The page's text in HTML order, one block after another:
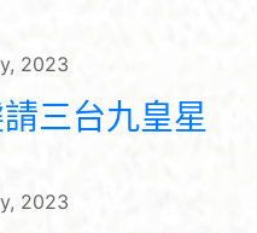
2023
三台九皇星
2023